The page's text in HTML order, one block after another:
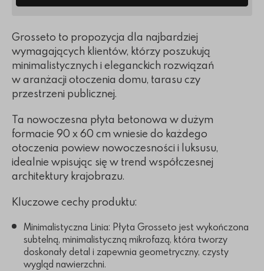
Grosseto to propozycja dla najbardziej
wymagających klientów, którzy poszukują
minimalistycznych i eleganckich rozwiązań
w aranżacji otoczenia domu, tarasu czy
przestrzeni publicznej.
Ta nowoczesna płyta betonowa w dużym
formacie 90 x 60 cm wniesie do każdego
otoczenia powiew nowoczesności i luksusu,
idealnie wpisując się w trend współczesnej
architektury krajobrazu.
Kluczowe cechy produktu:
Minimalistyczna Linia: Płyta Grosseto jest wykończona
subtelną, minimalistyczną mikrofazą, która tworzy
doskonały detal i zapewnia geometryczny, czysty
wygląd nawierzchni.